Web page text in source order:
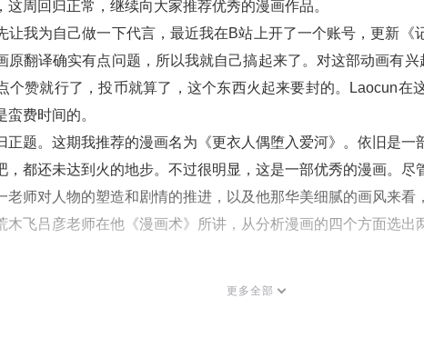
这周回归正常，继续向大家推荐优秀的漫画作品。
让我为自己做一下代言，最近我在B站上开了一个账号，更新《
原翻译确实有点问题，所以我就自己搞起来了。对这部动画有
个赞就行了，投币就算了，这个东西火起来要封的。Laocun在
费时间的。
正题。这期我推荐的漫画名为《更衣人偶堕入爱河》。依旧是一
，都还未达到火的地步。不过很明显，这是一部优秀的漫画。尽
老师对人物的塑造和剧情的推进，以及他那华美细腻的画风来看
木飞吕彦老师在他《漫画术》所讲，从分析漫画的四个方面选出
更多全部